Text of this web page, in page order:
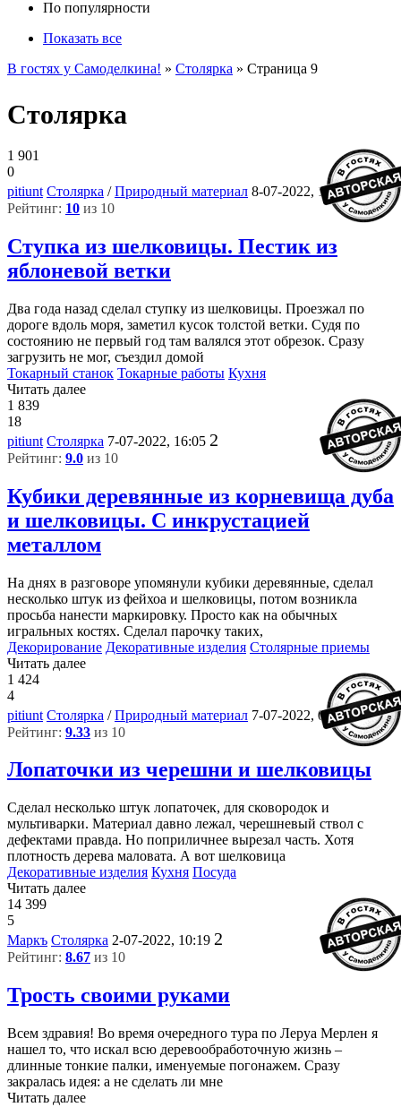
По популярности
Показать все
В гостях у Самоделкина! » Столярка » Страница 9
Столярка
1 901
0
pitiunt Столярка /Природный материал 8-07-2022, 11:30 2
Рейтинг: 10 из 10
Ступка из шелковицы. Пестик из
яблоневой ветки
Два года назад сделал ступку из шелковицы. Проезжал по
дороге вдоль моря, заметил кусок толстой ветки. Судя по
состоянию не первый год там валялся этот обрезок. Сразу
загрузить не мог, съездил домой
Токарный станок Токарные работы Кухня
Читать далее
1 839
18
pitiunt Столярка 7-07-2022, 16:05 2
Рейтинг: 9.0 из 10
Кубики деревянные из корневища дуба
и шелковицы. С инкрустацией
металлом
На днях в разговоре упомянули кубики деревянные, сделал
несколько штук из фейхоа и шелковицы, потом возникла
просьба нанести маркировку. Просто как на обычных
игральных костях. Сделал парочку таких,
Декорирование Декоративные изделия Столярные приемы
Читать далее
1 424
4
pitiunt Столярка /Природный материал 7-07-2022, 06:41 2
Рейтинг: 9.33 из 10
Лопаточки из черешни и шелковицы
Сделал несколько штук лопаточек, для сковородок и
мультиварки. Материал давно лежал, черешневый ствол с
дефектами правда. Но поприличнее вырезал часть. Хотя
плотность дерева маловата. А вот шелковица
Декоративные изделия Кухня Посуда
Читать далее
14 399
5
Маркъ Столярка 2-07-2022, 10:19 2
Рейтинг: 8.67 из 10
Трость своими руками
Всем здравия! Во время очередного тура по Леруа Мерлен я
нашел то, что искал всю деревообработочную жизнь –
длинные тонкие палки, именуемые погонажем. Сразу
закралась идея: а не сделать ли мне
Читать далее